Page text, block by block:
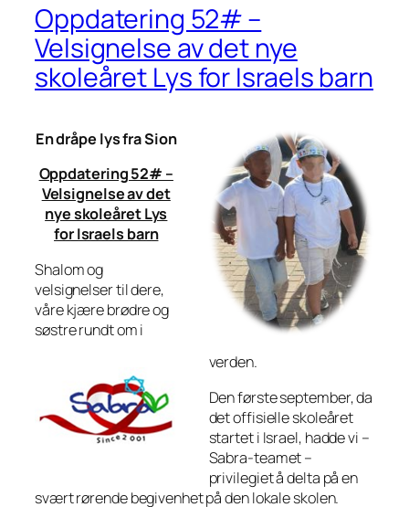
Oppdatering 52# –
Velsignelse av det nye
skoleåret Lys for Israels barn
En dråpe lys fra Sion
Oppdatering 52# –
Velsignelse av det
nye skoleåret Lys
for Israels barn
Shalom og
velsignelser til dere,
våre kjære brødre og
søstre rundt om i
verden.
Den første september, da
det offisielle skoleåret
startet i Israel, hadde vi –
Sabra-teamet –
privilegiet å delta på en
svært rørende begivenhet på den lokale skolen.